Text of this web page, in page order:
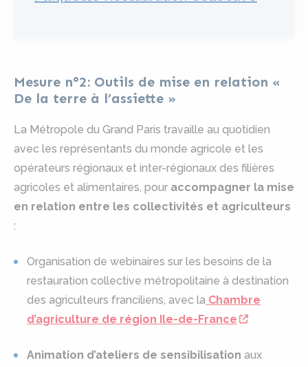
Mesure n°2: Outils de mise en relation «
De la terre à l’assiette »
La Métropole du Grand Paris travaille au quotidien
avec les représentants du monde agricole et les
opérateurs régionaux et inter-régionaux des filières
agricoles et alimentaires, pour accompagner la mise
en relation entre les collectivités et agriculteurs
:
Organisation de webinaires sur les besoins de la
restauration collective métropolitaine à destination
des agriculteurs franciliens, avec la Chambre
d’agriculture de région Ile-de-France
Animation d’ateliers de sensibilisation aux